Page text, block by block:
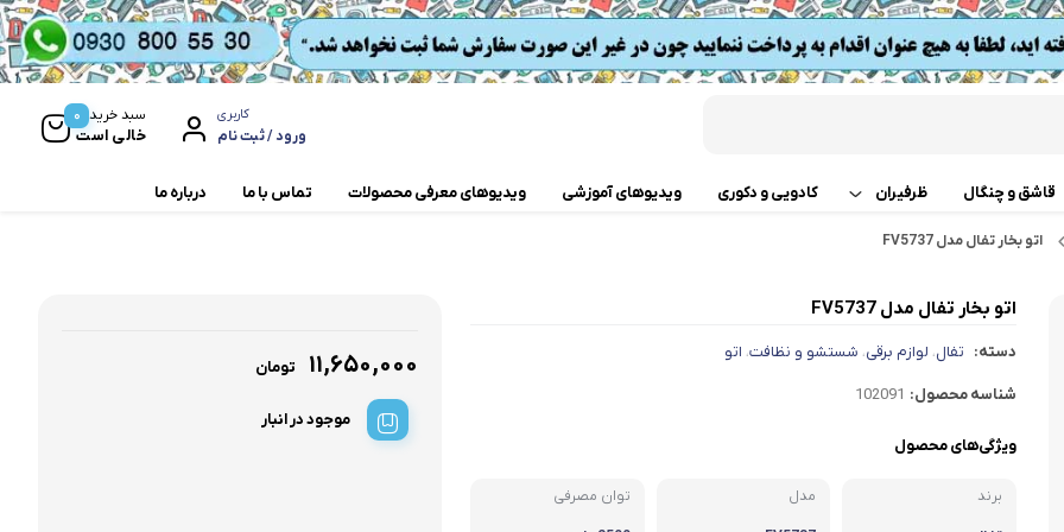
کاربری
ورود / ثبت نام
سبد خرید
خالی است
0
خردکن
قاشق و چنگال ظرفیران
تابه دو دسته
تابه های تک دسته دربدار
کادویی و دکوری ویدیوهای آموزشی ویدیوهای معرفی محصولات تماس با ما درباره ما
اتو بخار تفال مدل FV5737
اتو بخار تفال مدل FV5737
دسته: تفال، لوازم برقی، شستشو و نظافت، اتو
شناسه محصول: 102091
ویژگی‌های محصول
برند مدل توان مصرفی
۱۱,۶۵۰,۰۰۰ تومان
موجود در انبار